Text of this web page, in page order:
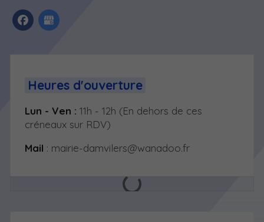
Heures d'ouverture
Lun - Ven : 11h - 12h (En dehors de ces
créneaux sur RDV)
Mail : mairie-damvilers@wanadoo.fr